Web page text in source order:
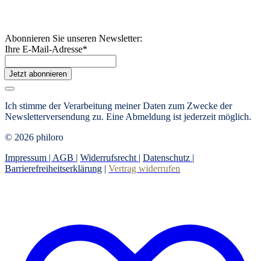
Abonnieren Sie unseren Newsletter:
Ihre E-Mail-Adresse*
Jetzt abonnieren
Ich stimme der Verarbeitung meiner Daten zum Zwecke der
Newsletterversendung zu. Eine Abmeldung ist jederzeit möglich.
© 2026 philoro
Impressum | AGB | Widerrufsrecht | Datenschutz |
Barrierefreiheitserklärung | Vertrag widerrufen